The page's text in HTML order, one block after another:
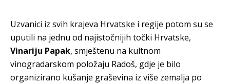
Uzvanici iz svih krajeva Hrvatske i regije potom su se
uputili na jednu od najistočnijih točki Hrvatske,
Vinariju Papak, smještenu na kultnom
vinogradarskom položaju Radoš, gdje je bilo
organizirano kušanje graševina iz više zemalja po